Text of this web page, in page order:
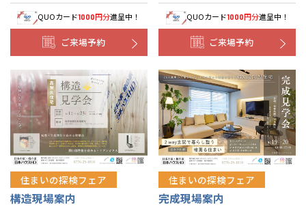
QUOカード1000円分進呈中！
ご来場予約
QUOカード1000円分進呈中！
ご来場予約
住まいの探検フェア
構造現場案内
住まいの探検フェア
完成現場案内